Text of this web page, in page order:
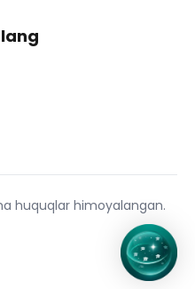
huquqlar himoyalangan.